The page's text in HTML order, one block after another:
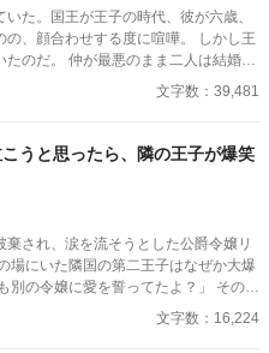
何度死んでも、何度拒絶しても、結婚
ノーは何
た。国王が王子の時代、彼が六歳、
の、顔合わせする度に喧嘩。 しかし王
たのだ。 仲が最悪のまま二人は結婚
国王は王妃の部屋に来ることはな
室を持ち、さらに二人目の側室を王宮
文字数：39,481
うと思ったら、隣の王子が爆笑
され、涙を流そうとした公爵令嬢リ
かれ、自滅の連続！ 泣くはずだ
にあふれた人生逆転劇の幕開けだっ
文字数：16,224